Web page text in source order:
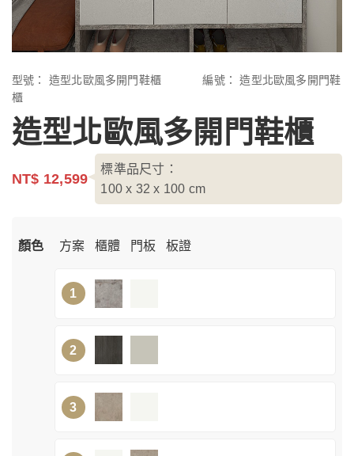
型號： 造型北歐風多開門鞋櫃 編號：造型北歐風多開門鞋
櫃
造型北歐風多開門鞋櫃
NT$ 12,599
標準品尺寸：
100 x 32 x 100 cm
顏色 方案 櫃體 門板 板證
1
2
3